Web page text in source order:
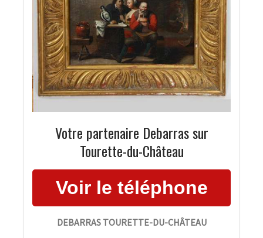
Votre partenaire Debarras sur
Tourette-du-Château
DEBARRAS TOURETTE-DU-CHÂTEAU